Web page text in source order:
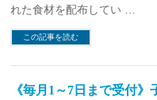
れた食材を配布してい …
この記事を読む
《毎月1～7日まで受付